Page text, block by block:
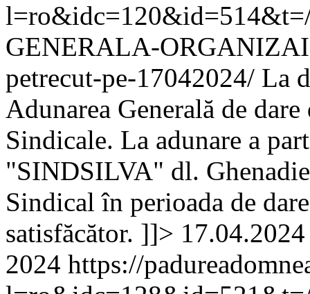
GENERALA-
petrecut-pe-17042024/ La
Adunarea Generală de
Sindicale. La adunare a
"SINDSILVA" dl.
Sindical în perioada de
satisfăcător. ]]>
2024 https://